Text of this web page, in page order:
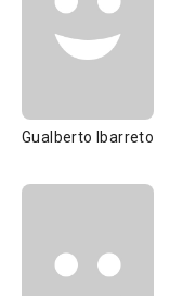
Gualberto Ibarreto